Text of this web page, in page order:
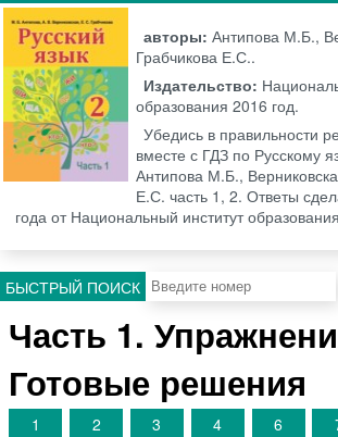
авторы:Антипова М.Б.,
Грабчикова Е.С..
Издательство:
образования 2016 год.
Убедись в правильности
вместе с ГДЗ по Русскому
Антипова М.Б.,
Е.С. часть 1, 2. Ответы
года от Национальный институт образования
БЫСТРЫЙ ПОИСК
Часть 1.
Готовые решения
1 2 3 4 6